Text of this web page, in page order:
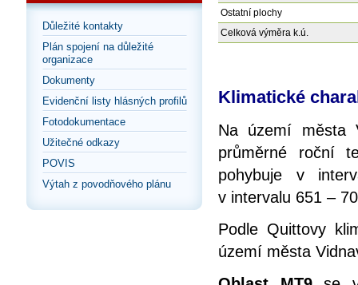
Důležité kontakty
Plán spojení na důležité
organizace
Dokumenty
Evidenční listy hlásných profilů
Fotodokumentace
Užitečné odkazy
POVIS
Výtah z povodňového plánu
Ostatní plochy
Celková výměra k.ú.
Klimatické
Na území města
průměrné roční
pohybuje v
v intervalu 651 –
Podle Quittovy
území města